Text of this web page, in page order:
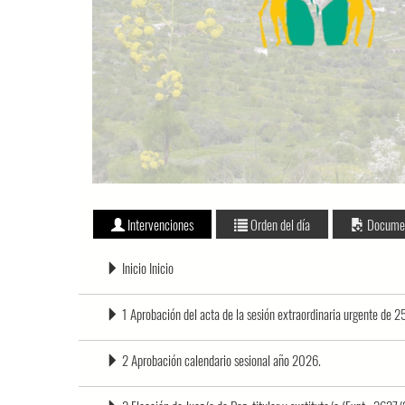
Intervenciones Orden del día
Inicio Inicio
1 Aprobación del acta de la sesión extraordinaria urgente de
2 Aprobación calendario sesional año 2026.